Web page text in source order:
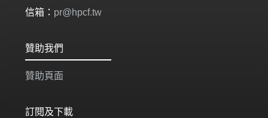
信箱： pr@hpcf.tw
贊助我們
贊助頁面
訂閱及下載